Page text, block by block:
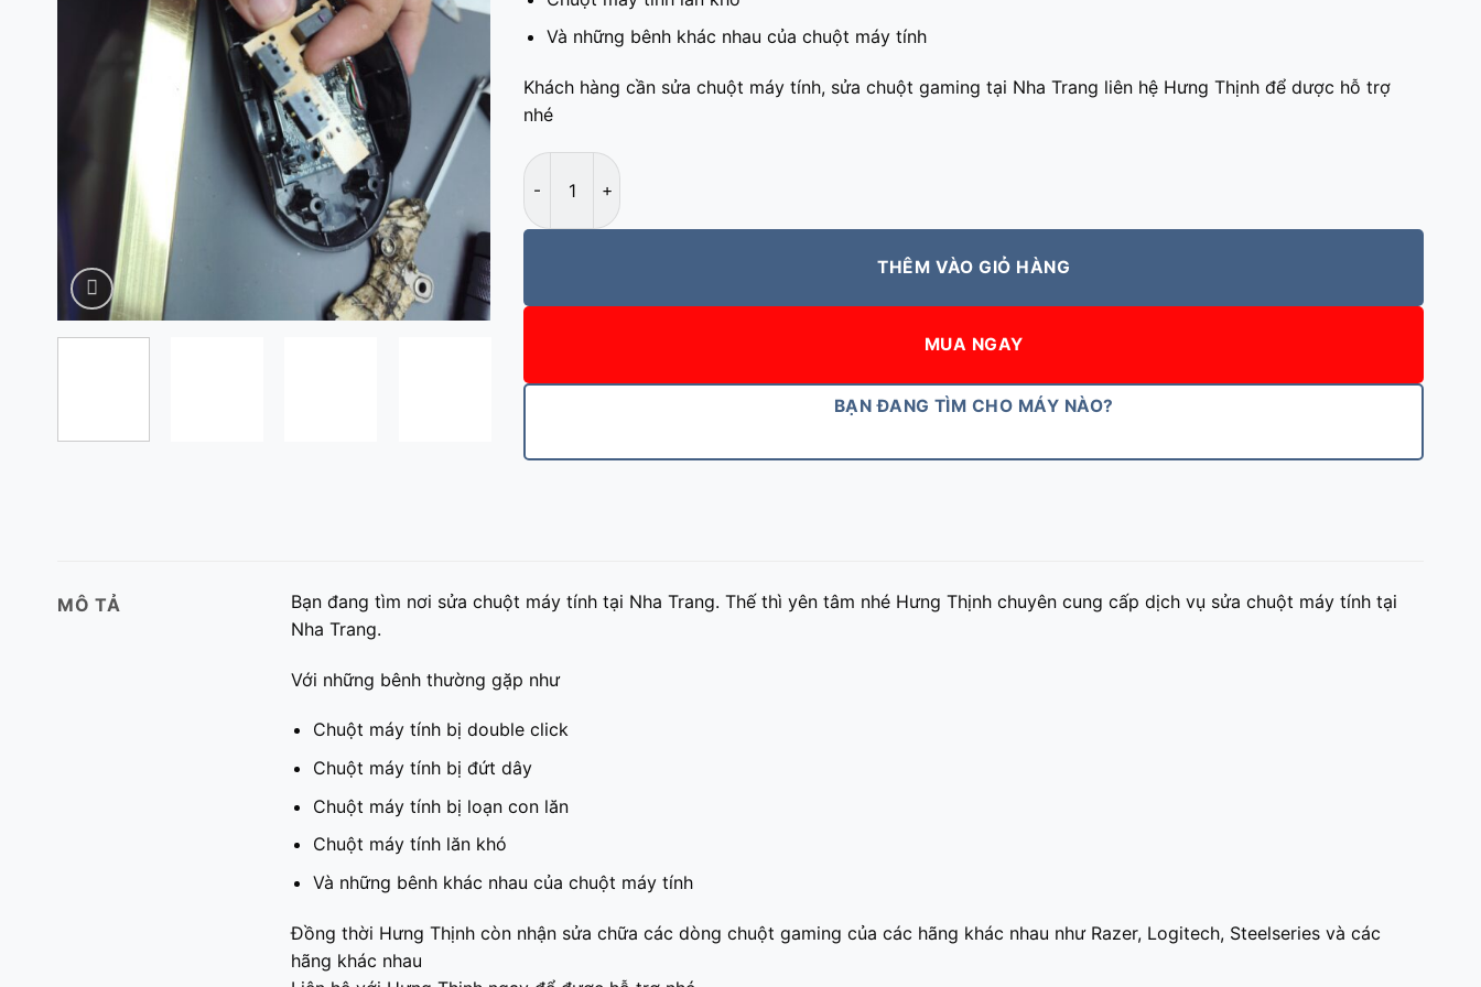
Và những bênh khác nhau của chuột máy tính
Khách hàng cần sửa chuột máy tính, sửa chuột gaming tại Nha Trang liên hệ Hưng Thịnh để dược hỗ trợ
nhé
Sửa chuột máy tính tại Nha Trang số lượng
THÊM VÀO GIỎ HÀNG
MUA NGAY
BẠN ĐANG TÌM CHO MÁY NÀO?
MÔ TẢ
Bạn đang tìm nơi sửa chuột máy tính tại Nha Trang. Thế thì yên tâm nhé Hưng Thịnh chuyên cung cấp dịch vụ sửa chuột máy tính tại
Nha Trang.
Với những bênh thường gặp như
Chuột máy tính bị double click
Chuột máy tính bị đứt dây
Chuột máy tính bị loạn con lăn
Chuột máy tính lăn khó
Và những bênh khác nhau của chuột máy tính
Đồng thời Hưng Thịnh còn nhận sửa chữa các dòng chuột gaming của các hãng khác nhau như Razer, Logitech, Steelseries và các
hãng khác nhau